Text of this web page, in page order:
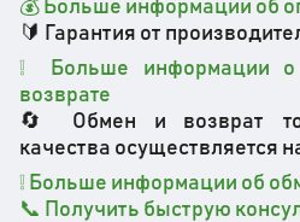
🔰 Гарантия от
❕ Больше информации
возврате
🔄 Обмен и возврат
качества осуществляется
❕ Больше информации об
📞 Получить быструю